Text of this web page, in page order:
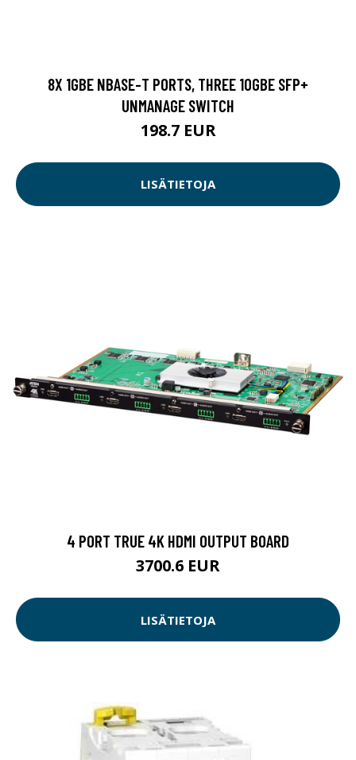
8X 1GBE NBASE-T PORTS, THREE 10GBE SFP+
UNMANAGE SWITCH
198.7 EUR
LISÄTIETOJA
4 PORT TRUE 4K HDMI OUTPUT BOARD
3700.6 EUR
LISÄTIETOJA